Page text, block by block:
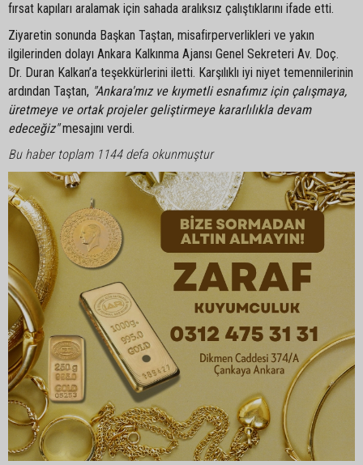
fırsat kapıları aralamak için sahada aralıksız çalıştıklarını ifade etti.
Ziyaretin sonunda Başkan Taştan, misafirperverlikleri ve yakın
ilgilerinden dolayı Ankara Kalkınma Ajansı Genel Sekreteri Av. Doç.
Dr. Duran Kalkan’a teşekkürlerini iletti. Karşılıklı iyi niyet temennilerinin
ardından Taştan, "Ankara'mız ve kıymetli esnafımız için çalışmaya,
üretmeye ve ortak projeler geliştirmeye kararlılıkla devam
edeceğiz"mesajını verdi.
Bu haber toplam 1144 defa okunmuştur